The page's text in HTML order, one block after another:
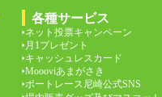
各種サービス
ネット投票キャンペーン
月1プレゼント
キャッシュレスカード
Moooviあまがさき
ボートレース尼崎公式SNS